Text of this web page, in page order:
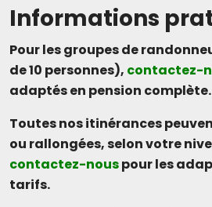
Informations
Pour les groupes de
de 10 personnes), contactez-
adaptés en pension complète.
Toutes nos itinérances
ou rallongées, selon votre
contactez-nouspour les
tarifs.